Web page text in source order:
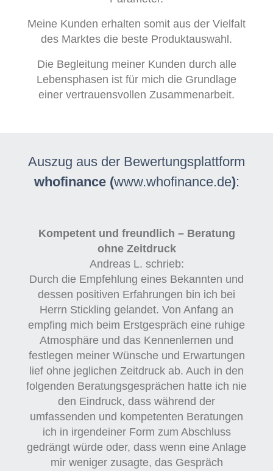
Meine Kunden erhalten somit aus der Vielfalt
des Marktes die beste Produktauswahl.
Die Begleitung meiner Kunden durch alle
Lebensphasen ist für mich die Grundlage
einer vertrauensvollen Zusammenarbeit.
Auszug aus der Bewertungsplattform
whofinance (www.whofinance.de):
Kompetent und freundlich – Beratung
ohne Zeitdruck
Andreas L. schrieb:
Durch die Empfehlung eines Bekannten und
dessen positiven Erfahrungen bin ich bei
Herrn Stickling gelandet. Von Anfang an
empfing mich beim Erstgespräch eine ruhige
Atmosphäre und das Kennenlernen und
festlegen meiner Wünsche und Erwartungen
lief ohne jeglichen Zeitdruck ab. Auch in den
folgenden Beratungsgesprächen hatte ich nie
den Eindruck, dass während der
umfassenden und kompetenten Beratungen
ich in irgendeiner Form zum Abschluss
gedrängt würde oder, dass wenn eine Anlage
mir weniger zusagte, das Gespräch